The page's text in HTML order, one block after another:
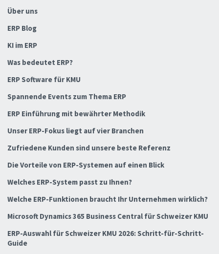
Über uns
ERP Blog
KI im ERP
Was bedeutet ERP?
ERP Software für KMU
Spannende Events zum Thema ERP
ERP Einführung mit bewährter Methodik
Unser ERP-Fokus liegt auf vier Branchen
Zufriedene Kunden sind unsere beste Referenz
Die Vorteile von ERP-Systemen auf einen Blick
Welches ERP-System passt zu Ihnen?
Welche ERP-Funktionen braucht Ihr Unternehmen wirklich?
Microsoft Dynamics 365 Business Central für Schweizer KMU
ERP-Auswahl für Schweizer KMU 2026: Schritt-für-Schritt-
Guide